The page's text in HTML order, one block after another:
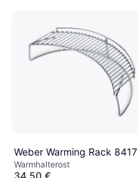
Weber Warming Rack 8417
Warmhalterost
34,50 €